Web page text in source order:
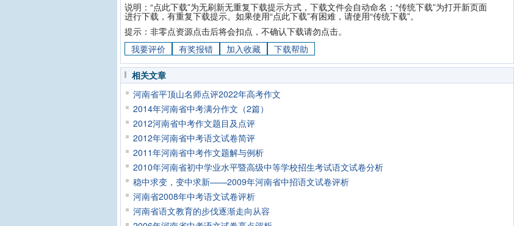
说明：“点此下载”为无刷新无重复下载提示方式，下载文件会自动命名；“传统下载”为打开新页面
进行下载，有重复下载提示。如果使用“点此下载”有困难，请使用“传统下载”。
提示：非零点资源点击后将会扣点，不确认下载请勿点击。
我要评价
有奖报错 加入收藏 下载帮助
相关文章
河南省平顶山名师点评2022年高考作文
2014年河南省中考满分作文（2篇）
2012河南省中考作文题目及点评
2012年河南省中考语文试卷简评
2011年河南省中考作文题解与例析
2010年河南省初中学业水平暨高级中等学校招生考试语文试卷分析
稳中求变，变中求新——2009年河南省中招语文试卷评析
河南省2008年中考语文试卷评析
河南省语文教育的步伐逐渐走向从容